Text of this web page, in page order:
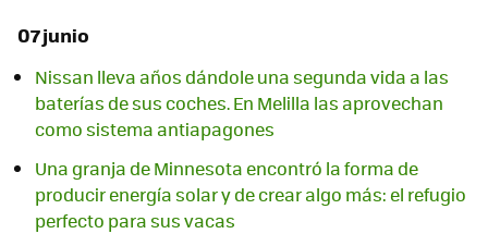
07 junio
Nissan lleva años dándole una segunda vida a las
baterías de sus coches. En Melilla las aprovechan
como sistema antiapagones
Una granja de Minnesota encontró la forma de
producir energía solar y de crear algo más: el refugio
perfecto para sus vacas